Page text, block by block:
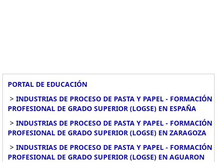
PORTAL DE EDUCACIÓN
> INDUSTRIAS DE PROCESO DE PASTA Y PAPEL - FORMACIÓN
PROFESIONAL DE GRADO SUPERIOR (LOGSE) EN ESPAÑA
> INDUSTRIAS DE PROCESO DE PASTA Y PAPEL - FORMACIÓN
PROFESIONAL DE GRADO SUPERIOR (LOGSE) EN ZARAGOZA
> INDUSTRIAS DE PROCESO DE PASTA Y PAPEL - FORMACIÓN
PROFESIONAL DE GRADO SUPERIOR (LOGSE) EN AGUARON